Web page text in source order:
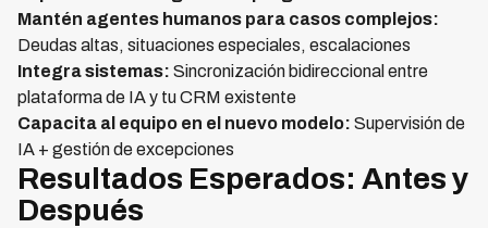
Mantén agentes humanos para casos complejos:
Deudas altas, situaciones especiales, escalaciones
Integra sistemas: Sincronización bidireccional entre
plataforma de IA y tu CRM existente
Capacita al equipo en el nuevo modelo: Supervisión de
IA + gestión de excepciones
Resultados Esperados: Antes y
Después